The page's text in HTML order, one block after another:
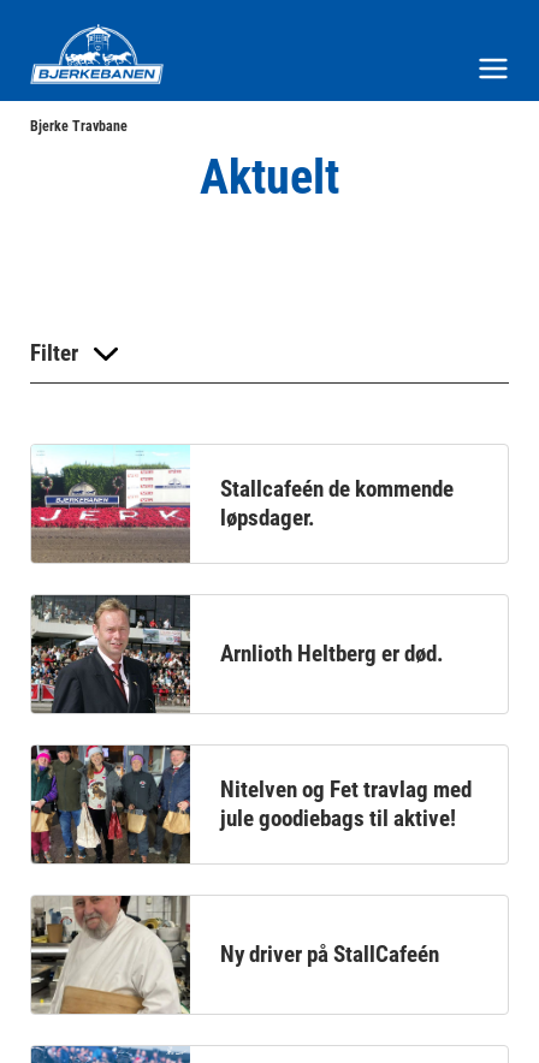
Bjerke Travbane
Aktuelt
Filter
Stallcafeén de kommende
løpsdager.
Arnlioth Heltberg er død.
Nitelven og Fet travlag med
jule goodiebags til aktive!
Ny driver på StallCafeén